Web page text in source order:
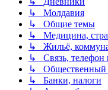
↳ Молдавия
↳ Общие темы
↳ Медицина,
↳ Жильё,
↳ Связь, телефон
↳ Общественный
↳ Банки, налоги